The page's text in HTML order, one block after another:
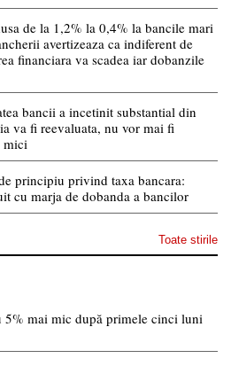
de la 1,2% la 0,4% la bancile mari
avertizeaza ca indiferent de
financiara va scadea iar dobanzile
bancii a incetinit substantial din
va fi reevaluata, nu vor mai fi
mici
principiu privind taxa bancara:
cu marja de dobanda a bancilor
Toate stirile
mai mic după primele cinci luni